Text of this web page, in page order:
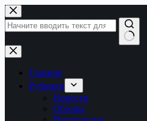
Перейти
к
сути
Ничего
не
найденоГлавная
Рубрики
Новости
Обзоры